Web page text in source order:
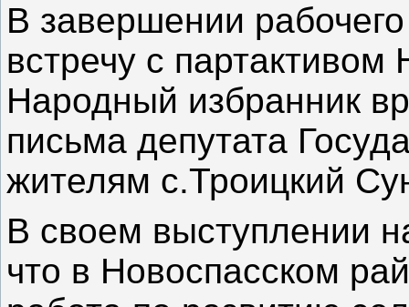
В завершении
встречу с партактивом
Народный избранник
письма депутата
жителям с.Троицкий
В своем выступлении
что в Новоспасском